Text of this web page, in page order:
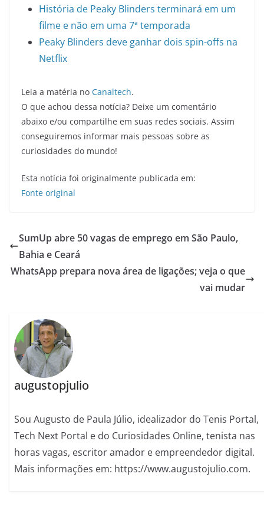
História de Peaky Blinders terminará em um
filme e não em uma 7ª temporada
Peaky Blinders deve ganhar dois spin-offs na
Netflix
Leia a matéria no Canaltech.
O que achou dessa notícia? Deixe um comentário
abaixo e/ou compartilhe em suas redes sociais. Assim
conseguiremos informar mais pessoas sobre as
curiosidades do mundo!
Esta notícia foi originalmente publicada em:
Fonte original
SumUp abre 50 vagas de emprego em São Paulo,
Bahia e Ceará
WhatsApp prepara nova área de ligações; veja o que
vai mudar
augustopjulio
Sou Augusto de Paula Júlio, idealizador do Tenis Portal,
Tech Next Portal e do Curiosidades Online, tenista nas
horas vagas, escritor amador e empreendedor digital.
Mais informações em: https://www.augustojulio.com.